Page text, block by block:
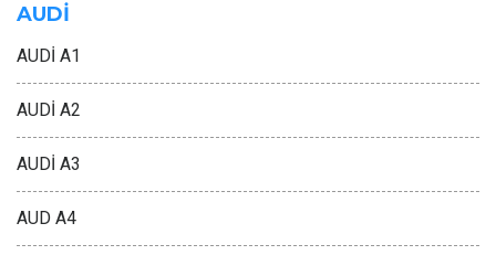
AUDİ
AUDİ A1
AUDİ A2
AUDİ A3
AUD A4